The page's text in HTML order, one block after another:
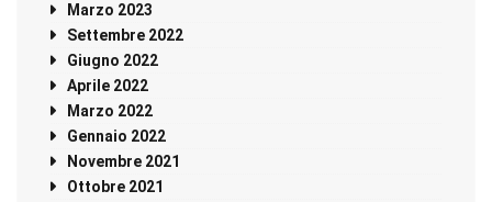
Marzo 2023
Settembre 2022
Giugno 2022
Aprile 2022
Marzo 2022
Gennaio 2022
Novembre 2021
Ottobre 2021